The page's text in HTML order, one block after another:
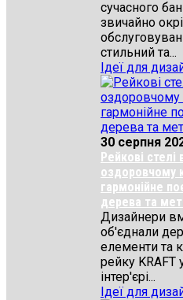
сучасного
звичайно
стильний та...
Ідеї для
30 серпня
Рейкові стелі
оздоровчому
гармонійне
дерева та
Дизайнери
об'єднали
елементи та
рейку KRAFT
інтер'єрі...
Ідеї для